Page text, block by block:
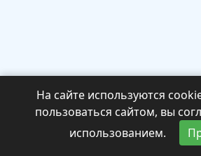
На сайте используются
пользоваться сайтом, вы
использованием.